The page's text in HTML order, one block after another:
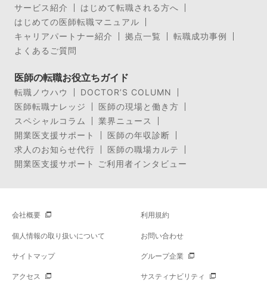
サービス紹介
はじめて転職される方へ
はじめての医師転職マニュアル
キャリアパートナー紹介
拠点一覧
転職成功事例
よくあるご質問
医師の転職お役立ちガイド
転職ノウハウ
DOCTOR’S COLUMN
医師転職ナレッジ
医師の現場と働き方
スペシャルコラム
業界ニュース
開業医支援サポート
医師の年収診断
求人のお知らせ代行
医師の職場カルテ
開業医支援サポート ご利用者インタビュー
会社概要 利用規約
個人情報の取り扱いについて お問い合わせ
サイトマップ グループ企業
アクセス サスティナビリティ